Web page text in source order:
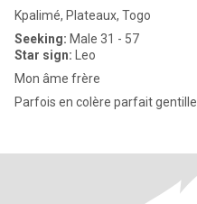
Kpalimé, Plateaux, Togo
Seeking: Male 31 - 57
Star sign: Leo
Mon âme frère
Parfois en colère parfait gentille